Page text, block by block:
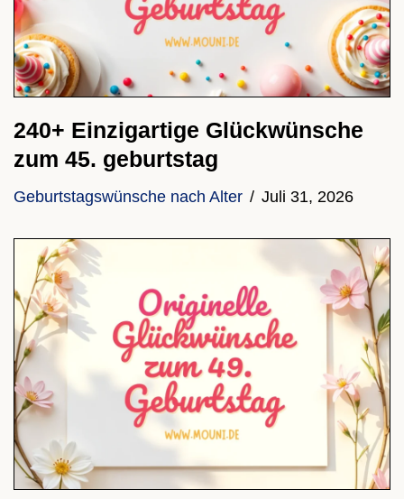
240+ Einzigartige Glückwünsche
zum 45. geburtstag
Geburtstagswünsche nach Alter Juli 31, 2026